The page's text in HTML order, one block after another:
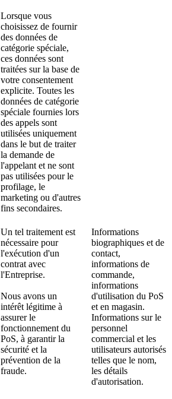
Lorsque vous
choisissez de fournir
des données de
catégorie spéciale,
ces données sont
traitées sur la base de
votre consentement
explicite. Toutes les
données de catégorie
spéciale fournies lors
des appels sont
utilisées uniquement
dans le but de traiter
la demande de
l'appelant et ne sont
pas utilisées pour le
profilage, le
marketing ou d'autres
fins secondaires.
Un tel traitement est
nécessaire pour
l'exécution d'un
contrat avec
l'Entreprise.
Nous avons un
intérêt légitime à
assurer le
fonctionnement du
PoS, à garantir la
sécurité et la
prévention de la
fraude.
Informations
biographiques et de
contact,
informations de
commande,
informations
d'utilisation du PoS
et en magasin.
Informations sur le
personnel
commercial et les
utilisateurs autorisés
telles que le nom,
les détails
d'autorisation.